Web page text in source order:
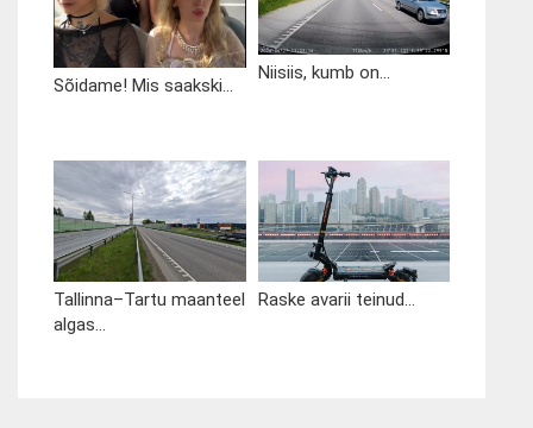
Sõidame! Mis saakski...
Niisiis, kumb on...
Tallinna–Tartu maanteel
algas...
Raske avarii teinud...